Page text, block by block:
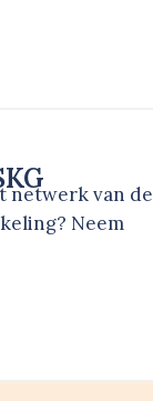
netwerk van de
Neem